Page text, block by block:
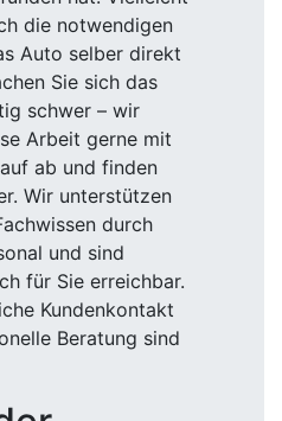
die notwendigen
Auto selber direkt
Sie sich das
schwer – wir
Arbeit gerne mit
ab und finden
Wir unterstützen
durch
und sind
für Sie erreichbar.
Kundenkontakt
Beratung sind